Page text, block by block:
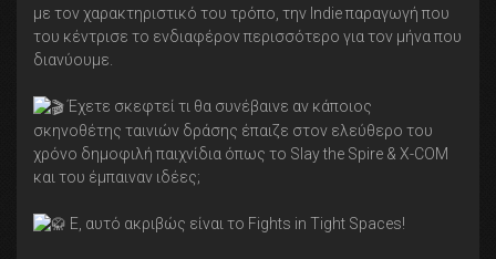
με τον χαρακτηριστικό του τρόπο, την Indie παραγωγή που
του κέντρισε το ενδιαφέρον περισσότερο για τον μήνα που
διανύουμε.
Έχετε σκεφτεί τι θα συνέβαινε αν κάποιος
σκηνοθέτης ταινιών δράσης έπαιζε στον ελεύθερο του
χρόνο δημοφιλή παιχνίδια όπως το Slay the Spire & Χ-COM
και του έμπαιναν ιδέες;️
Ε, αυτό ακριβώς είναι το Fights in Tight Spaces!